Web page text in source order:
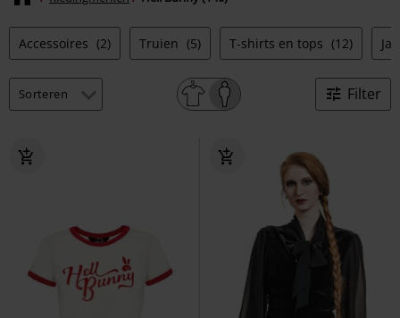
Accessoires (2) Truien (5) T-shirts en tops (12)
Filter